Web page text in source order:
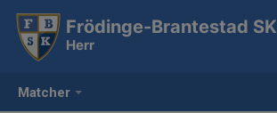
Matcher
Frödinge-Brantestad SK
Herr